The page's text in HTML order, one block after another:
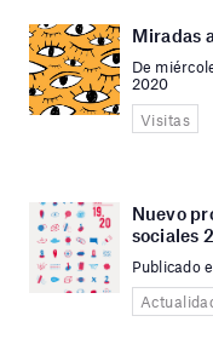
Miradas
De
2020
Visitas
Nuevo
sociales
Publicado